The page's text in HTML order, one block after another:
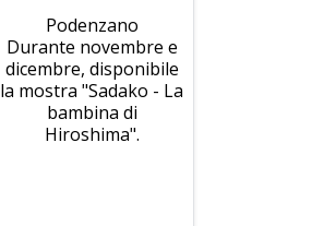
Podenzano
Durante novembre e
dicembre, disponibile
la mostra "Sadako - La
bambina di
Hiroshima".